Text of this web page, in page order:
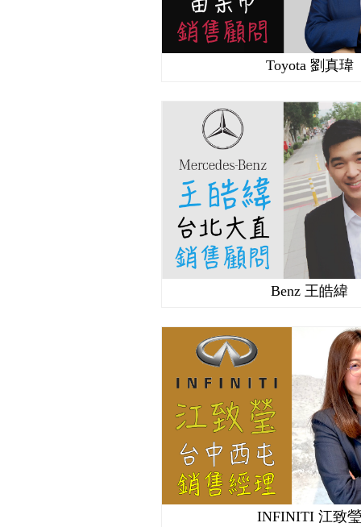
Toyota 劉真瑋
Benz 王皓緯
INFINITI 江致